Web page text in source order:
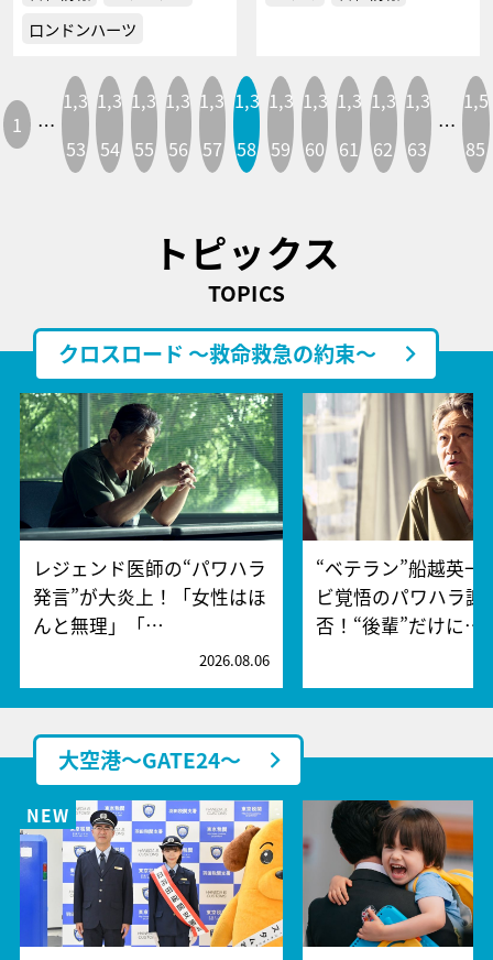
ロンドンハーツ
1 …
1,3
53
1,3
54
1,3
55
1,3
56
1,3
57
1,3
58
1,3
59
1,3
60
1,3
61
1,3
62
1,3
63
…
1,5
85
トピックス
TOPICS
クロスロード ～救命救急の約束～
レジェンド医師の“パワハラ
発言”が大炎上！「女性はほ
んと無理」「…
2026.08.06
“ベテラン”船越英一
ビ覚悟のパワハラ謝
否！“後輩”だけに…
大空港～GATE24～